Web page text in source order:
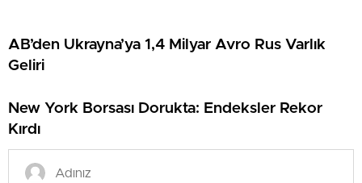
AB’den Ukrayna’ya 1,4 Milyar Avro Rus Varlık
Geliri
New York Borsası Dorukta: Endeksler Rekor
Kırdı